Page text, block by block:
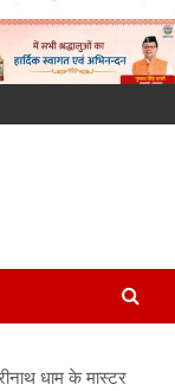
in
धाम के मास्टर